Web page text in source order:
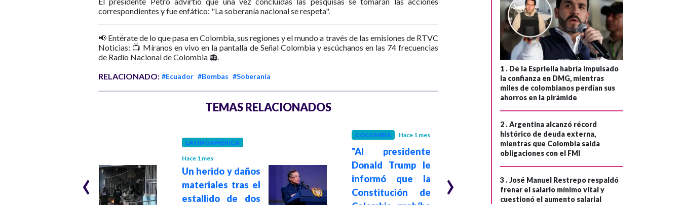
correspondientes y fue enfático: "La soberanía nacional se respeta".
📢 Entérate de lo que pasa en Colombia, sus regiones y el mundo a través de las emisiones de RTVC
Noticias: 📺 Míranos en vivo en la pantalla de Señal Colombia y escúchanos en las 74 frecuencias
de Radio Nacional de Colombia 📻.
RELACIONADO: #Ecuador #Bombas #Soberanía
TEMAS RELACIONADOS
Colombia cerrará
LATINOAMÉRICA
Hace 1 mes
Un herido y daños
materiales tras el
estallido de dos
COLOMBIA Hace 1 mes
"Al presidente
Donald Trump le
informó que la
Constitución de
COLOMBIA Hace 1 mes
Venta de energía
Gobierno Petro
anuncia la
‹ ›
1 . De la Espriella habría impulsado
la confianza en DMG, mientras
miles de colombianos perdían sus
ahorros en la pirámide
2 .Argentina alcanzó récord
histórico de deuda externa,
mientras que Colombia salda
obligaciones con el FMI
3 .José Manuel Restrepo respaldó
frenar el salario mínimo vital y
cuestionó el aumento salarial